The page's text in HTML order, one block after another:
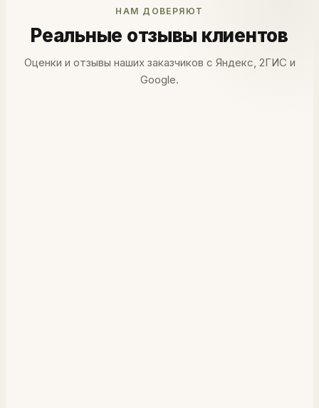
НАМ ДОВЕРЯЮТ
Реальные отзывы клиентов
Оценки и отзывы наших заказчиков с Яндекс, 2ГИС и
Google.